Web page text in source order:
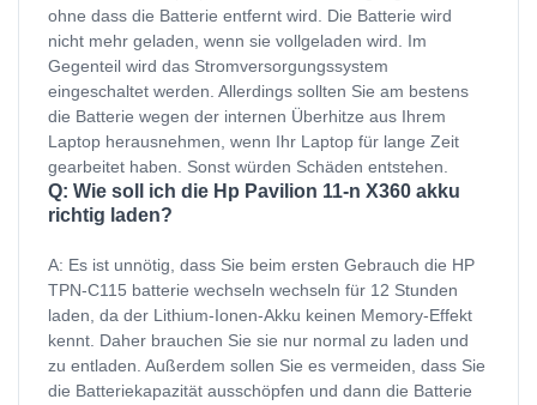
ohne dass die Batterie entfernt wird. Die Batterie wird
nicht mehr geladen, wenn sie vollgeladen wird. Im
Gegenteil wird das Stromversorgungssystem
eingeschaltet werden. Allerdings sollten Sie am bestens
die Batterie wegen der internen Überhitze aus Ihrem
Laptop herausnehmen, wenn Ihr Laptop für lange Zeit
gearbeitet haben. Sonst würden Schäden entstehen.
Q: Wie soll ich die Hp Pavilion 11-n X360 akku
richtig laden?
A: Es ist unnötig, dass Sie beim ersten Gebrauch die HP
TPN-C115 batterie wechseln wechseln für 12 Stunden
laden, da der Lithium-Ionen-Akku keinen Memory-Effekt
kennt. Daher brauchen Sie sie nur normal zu laden und
zu entladen. Außerdem sollen Sie es vermeiden, dass Sie
die Batteriekapazität ausschöpfen und dann die Batterie